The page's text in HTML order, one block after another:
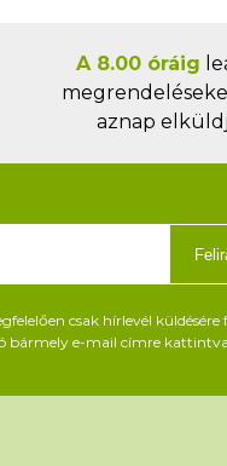
A 8.00 óráig
aznap
csak hírlevél
bármely e-mail címre